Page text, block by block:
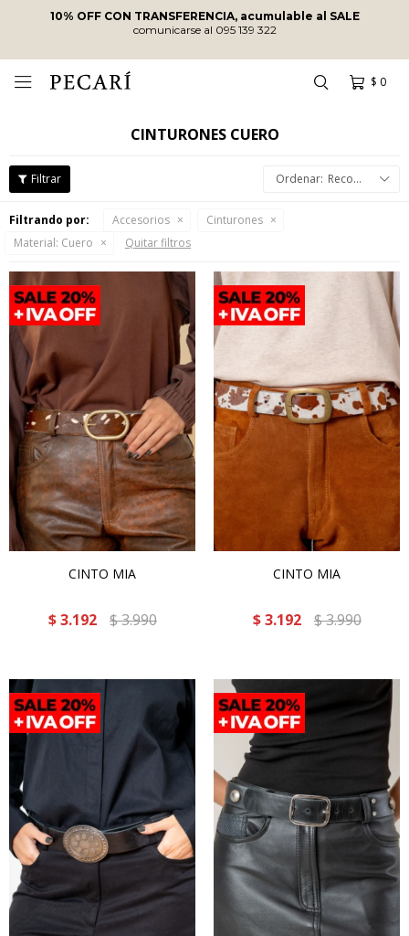
ENVÍOS SIN COSTOA PARTIR DE$10.000·
EN COMPRAS REALIZADAS ANTES DE
$ 0

CINTURONES CUERO
Recomendados
Filtrando por: Accesorios
Cinturones
Material: Cuero Quitar filtros
CINTO MIA
$ 3.192 $3.990
CINTO MIA
$ 3.192 $3.990